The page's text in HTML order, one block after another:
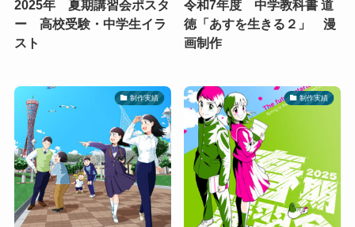
2025年 夏期講習会ポスタ
ー 高校受験・中学生イラ
スト
令和7年度 中学教科書 道
徳「あすを生きる２」 漫
画制作
制作実績 制作実績